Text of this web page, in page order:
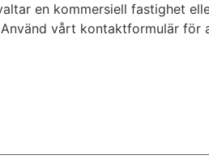
en kommersiell fastighet
vårt kontaktformulär